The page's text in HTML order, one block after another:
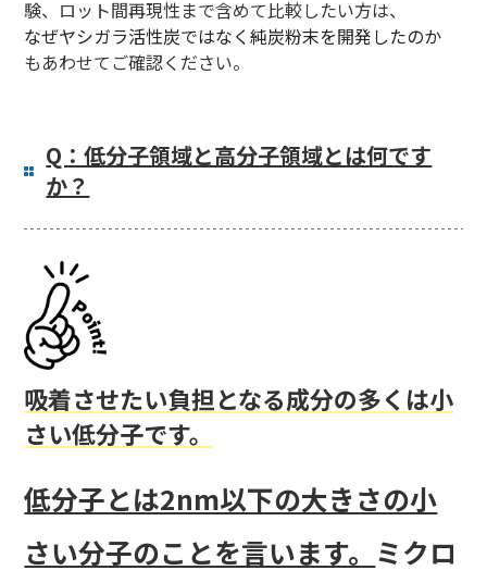
験、ロット間再現性まで含めて比較したい方は、
なぜヤシガラ活性炭ではなく純炭粉末を開発したのか
もあわせてご確認ください。
Q：低分子領域と高分子領域とは何です
か？
吸着させたい負担となる成分の多くは小
さい低分子です。
低分子とは2nm以下の大きさの小
さい分子のことを言います。 ミクロ